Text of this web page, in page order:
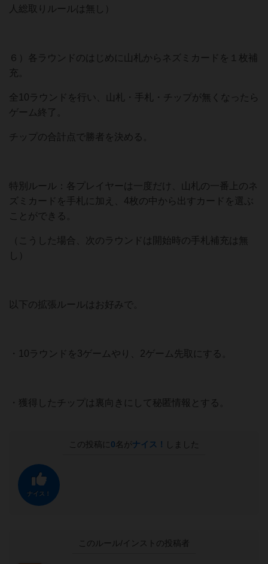
人総取りルールは無し）
６）各ラウンドのはじめに山札からネズミカードを１枚補
充。
全10ラウンドを行い、山札・手札・チップが無くなったら
ゲーム終了。
チップの合計点で勝者を決める。
特別ルール：各プレイヤーは一度だけ、山札の一番上のネ
ズミカードを手札に加え、4枚の中から出すカードを選ぶ
ことができる。
（こうした場合、次のラウンドは開始時の手札補充は無
し）
以下の拡張ルールはお好みで。
・10ラウンドを3ゲームやり、2ゲーム先取にする。
・獲得したチップは裏向きにして秘匿情報とする。
この投稿に 0名がナイス！ しました
ナイス！
このルール/インストの投稿者